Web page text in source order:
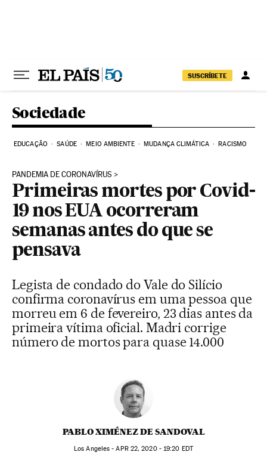
SUSCRÍBETE
Sociedade
EDUCAÇÃO SAÚDE MEIO AMBIENTE MUDANÇA CLIMÁTICA RACISMO
PANDEMIA DE CORONAVÍRUS
Primeiras mortes por Covid-
19 nos EUA ocorreram
semanas antes do que se
pensava
Legista de condado do Vale do Silício
confirma coronavírus em uma pessoa que
morreu em 6 de fevereiro, 23 dias antes da
primeira vítima oficial. Madri corrige
número de mortos para quase 14.000
PABLO XIMÉNEZ DE SANDOVAL
Los Angeles -APR22, 2020 - 19:20 EDT